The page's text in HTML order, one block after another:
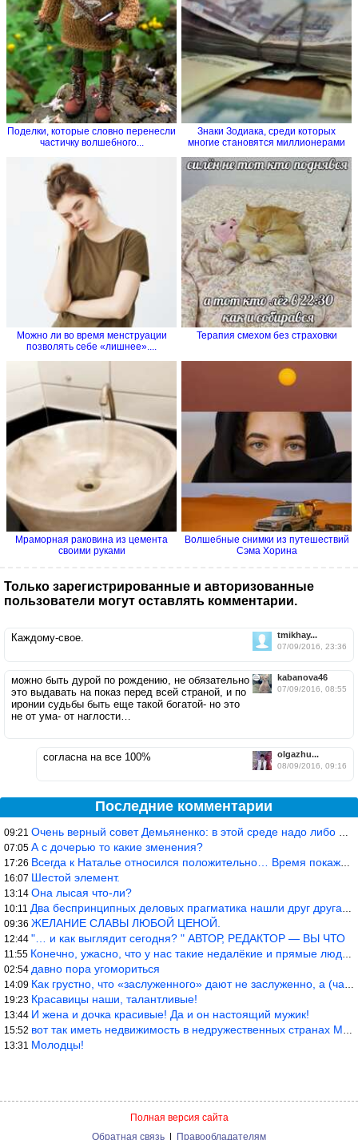
Поделки, которые словно перенесли
частичку волшебного...
Знаки Зодиака, среди которых
многие становятся миллионерами
Можно ли во время менструации
позволять себе «лишнее»....
Терапия смехом без страховки
Мраморная раковина из цемента
своими руками
Волшебные снимки из путешествий
Сэма Хорина
Только зарегистрированные и авторизованные
пользователи могут оставлять комментарии.
tmikhay...
07/09/2016, 23:36
Каждому-свое.
kabanova46
07/09/2016, 08:55
можно быть дурой по рождению, не обязательно
это выдавать на показ перед всей страной, и по
иронии судьбы быть еще такой богатой- но это
не от ума- от наглости…
olgazhu...
08/09/2016, 09:16
cогласна на все 100%
Последние комментарии
09:21 Очень верный совет Демьяненко: в этой среде надо либо иметь зубы
07:05 А с дочерью то какие зменения?
17:26 Всегда к Наталье относился положительно… Время покажет, что буде
16:07 Шестой элемент.
13:14 Она лысая что-ли?
10:11 Два беспринципных деловых прагматика нашли друг друга и «остепен
09:36 ЖЕЛАНИЕ СЛАВЫ ЛЮБОЙ ЦЕНОЙ.
12:44 "… и как выглядит сегодня? " АВТОР, РЕДАКТОР — ВЫ ЧТО
11:55 Конечно, ужасно, что у нас такие недалёкие и прямые люди… Как мо
02:54 давно пора угомориться
14:09 Как грустно, что «заслуженного» дают не заслуженно, а (чаще) по-
19:23 Красавицы наши, талантливые!
13:44 И жена и дочка красивые! Да и он настоящий мужик!
15:52 вот так иметь недвижимость в недружественных странах Могут забра
13:31 Молодцы!
Полная версия сайта
Обратная связь
Правообладателям